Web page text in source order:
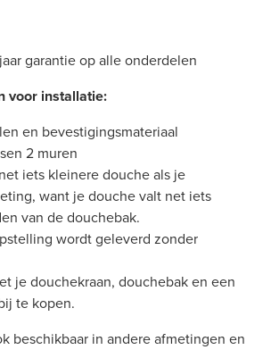
garantie op alle onderdelen
voor installatie:
en bevestigingsmateriaal
2 muren
iets kleinere douche als je
want je douche valt net iets
van de douchebak.
wordt geleverd zonder
je douchekraan, douchebak en een
te kopen.
beschikbaar in andere afmetingen en